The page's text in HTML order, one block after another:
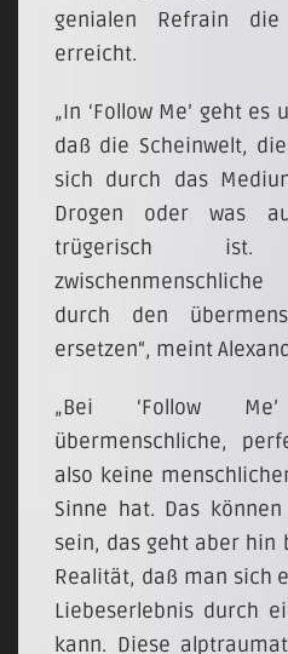
genialen Refrain
erreicht.
„In ‘Follow Me’ geht
daß die Scheinwelt,
sich durch das
Drogen oder was
trügerisch
durch den
ersetzen“, meint
„Bei ‘Follow
übermenschliche,
also keine
Sinne hat. Das
sein, das geht aber hin
Realität, daß man sich
Liebeserlebnis durch
kann. Diese